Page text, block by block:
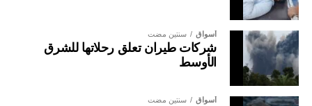
أسواق سنتين مضت
شركات طيران تعلق رحلاتها للشرق
الأوسط
أسواق سنتين مضت